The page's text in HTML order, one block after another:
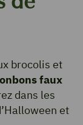
brocolis et
faux
dans les
et